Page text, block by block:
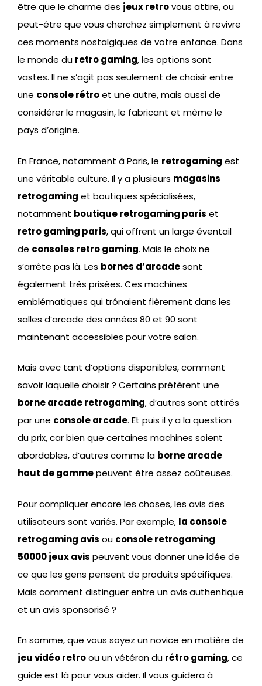
être que le charme des jeux retrovous attire, ou
peut-être que vous cherchez simplement à revivre
ces moments nostalgiques de votre enfance. Dans
le monde du retro gaming, les options sont
vastes. Il ne s’agit pas seulement de choisir entre
une console rétroet une autre, mais aussi de
considérer le magasin, le fabricant et même le
pays d’origine.
En France, notamment à Paris, le retrogaming est
une véritable culture. Il y a plusieurs magasins
retrogaming et boutiques spécialisées,
notamment boutique retrogaming paris et
retro gaming paris, qui offrent un large éventail
de consoles retro gaming. Mais le choix ne
s’arrête pas là. Les bornes d’arcadesont
également très prisées. Ces machines
emblématiques qui trônaient fièrement dans les
salles d’arcade des années 80 et 90 sont
maintenant accessibles pour votre salon.
Mais avec tant d’options disponibles, comment
savoir laquelle choisir ? Certains préfèrent une
borne arcade retrogaming, d’autres sont attirés
par une console arcade. Et puis il y a la question
du prix, car bien que certaines machines soient
abordables, d’autres comme la borne arcade
haut de gammepeuvent être assez coûteuses.
Pour compliquer encore les choses, les avis des
utilisateurs sont variés. Par exemple, la console
retrogaming avis ou console retrogaming
50000 jeux avis peuvent vous donner une idée de
ce que les gens pensent de produits spécifiques.
Mais comment distinguer entre un avis authentique
et un avis sponsorisé ?
En somme, que vous soyez un novice en matière de
jeu vidéo retroou un vétéran du rétro gaming, ce
guide est là pour vous aider. Il vous guidera à